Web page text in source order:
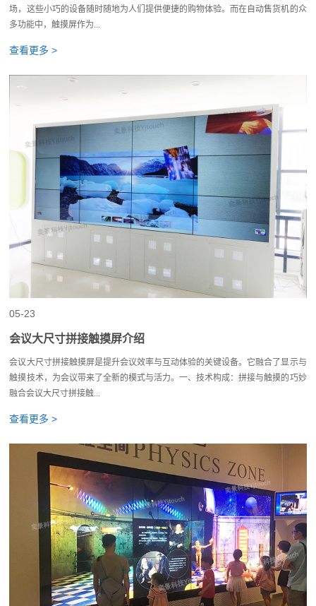
场，这些小巧的设备随时随地为人们提供便捷的购物体验。而在自动售货机的众
多功能中，触摸屏作为...
查看更多 >
05-23
会议大尺寸拼接触摸屏介绍
会议大尺寸拼接触摸屏是提升会议效率与互动体验的关键设备。它融合了显示与
触摸技术，为会议带来了全新的模式与活力。一、技术构成：拼接与触摸的巧妙
融合会议大尺寸拼接触...
查看更多 >